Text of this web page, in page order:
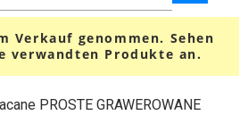
Verkauf genommen. Sehen
verwandten Produkte an.
PROSTE GRAWEROWANE